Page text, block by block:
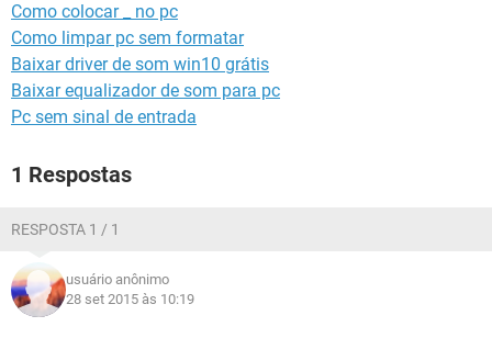
Como colocar _ no pc
Como limpar pc sem formatar
Baixar driver de som win10 grátis
Baixar equalizador de som para pc
Pc sem sinal de entrada
1 Respostas
RESPOSTA 1 / 1
usuário anônimo
28 set 2015 às 10:19